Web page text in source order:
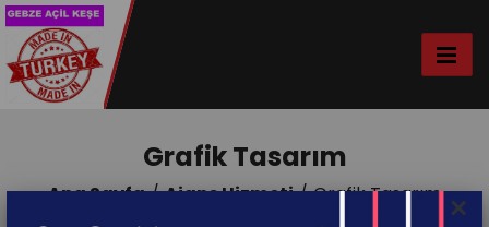
×
Grafik Tasarım
Ana Sayfa Ajans Hizmeti Grafik Tasarım